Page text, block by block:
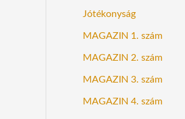
Jótékonyság
MAGAZIN 1. szám
MAGAZIN 2. szám
MAGAZIN 3. szám
MAGAZIN 4. szám